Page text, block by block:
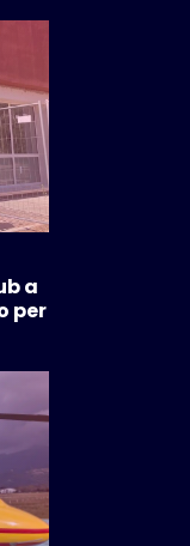
a
per